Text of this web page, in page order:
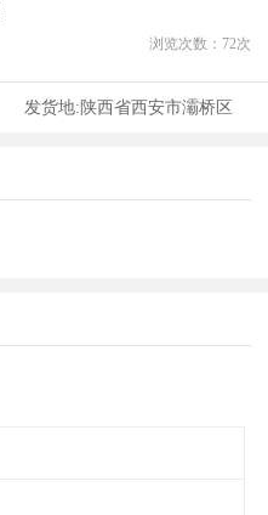
浏览次数： 72次
发货地:陕西省西安市灞桥区